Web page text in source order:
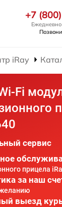
+7
iRay
Fi
сервис
прицела
за наш
выезд